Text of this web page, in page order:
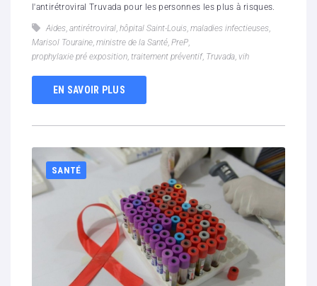
l'antirétroviral Truvada pour les personnes les plus à risques.
Aides, antirétroviral, hôpital Saint-Louis, maladies infectieuses,
Marisol Touraine, ministre de la Santé, PreP,
prophylaxie pré exposition, traitement préventif, Truvada, vih
EN SAVOIR PLUS
SANTÉ